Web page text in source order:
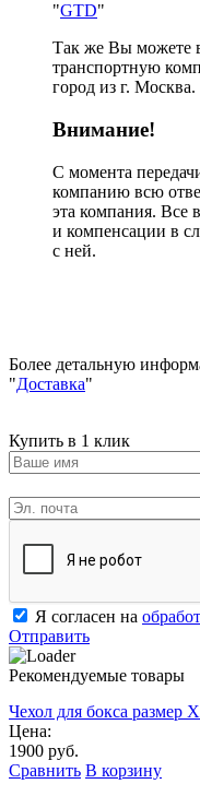
"GTD"
Так же Вы можете
транспортную
город из г. Москва.
Внимание!
С момента
компанию всю
эта компания. Все
и компенсации в
с ней.
Более детальную
"Доставка"
Купить в 1 клик
Я согласен на
Отправить
Рекомендуемые товары
Чехол для бокса размер
Цена:
1900 руб.
Сравнить В корзину